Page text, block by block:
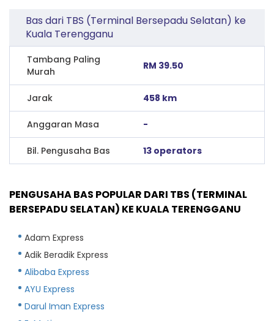
Bas dari TBS (Terminal Bersepadu Selatan) ke
Kuala Terengganu
Tambang Paling
Murah
RM 39.50
Jarak 458 km
Anggaran Masa -
Bil. Pengusaha Bas 13 operators
PENGUSAHA BAS POPULAR DARI TBS (TERMINAL
BERSEPADU SELATAN) KE KUALA TERENGGANU
Adam Express
Adik Beradik Express
Alibaba Express
AYU Express
Darul Iman Express